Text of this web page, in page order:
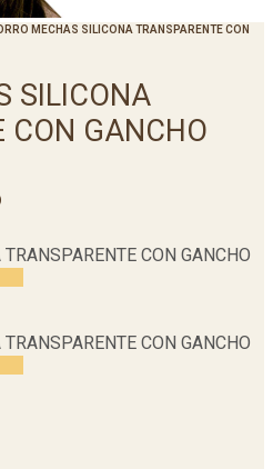
MECHAS SILICONA TRANSPARENTE CON
SILICONA
CON GANCHO
CON GANCHO
CON GANCHO